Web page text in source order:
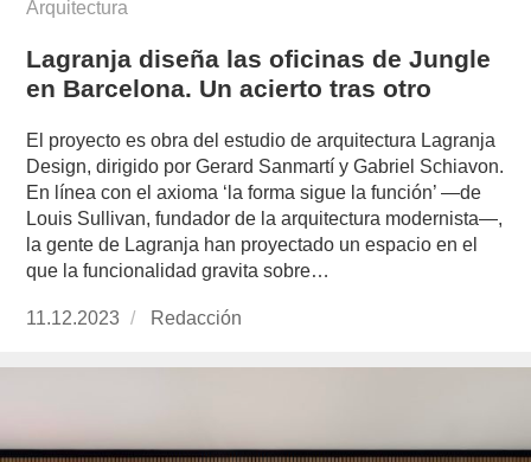
Arquitectura
Lagranja diseña las oficinas de Jungle
en Barcelona. Un acierto tras otro
El proyecto es obra del estudio de arquitectura Lagranja
Design, dirigido por Gerard Sanmartí y Gabriel Schiavon.
En línea con el axioma ‘la forma sigue la función’ —de
Louis Sullivan, fundador de la arquitectura modernista—,
la gente de Lagranja han proyectado un espacio en el
que la funcionalidad gravita sobre…
Publicado
11.12.2023 https://www.experimenta.es/author/redaccion/
Redacción